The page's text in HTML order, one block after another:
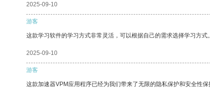
2025-09-10
游客
这款学习软件的学习方式非常灵活，可以根据自己的需求选择学习方式
2025-09-10
游客
这款加速器VPM应用程序已经为我们带来了无限的隐私保护和安全性保